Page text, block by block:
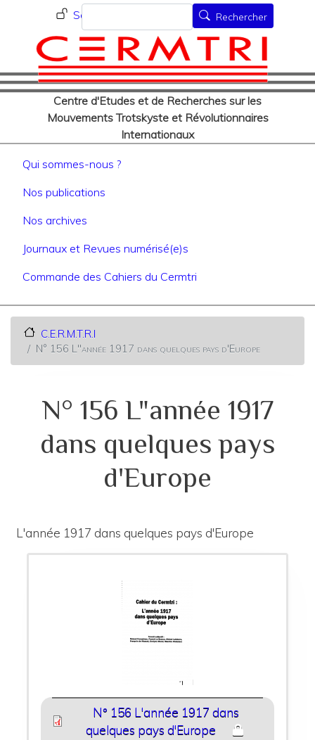
au
contenu
principal
Menu du compte de
Se connecter
Centre d'Etudes et de Recherches sur les
Mouvements Trotskyste et Révolutionnaires
Internationaux
Rechercher Rechercher
Navigation principale
Qui sommes-nous ?
Nos publications
Nos archives
Journaux et Revues numérisé(e)s
Commande des Cahiers du Cermtri
C.E.R.M.T.R.I
N° 156 L"année 1917 dans quelques pays d'Europe
N° 156 L"année 1917
dans quelques pays
d'Europe
L'année 1917 dans quelques pays d'Europe
N° 156 L'année 1917 dans
quelques pays d'Europe